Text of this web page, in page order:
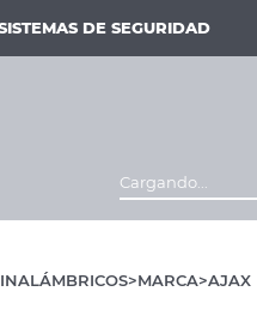
DE SEGURIDAD
Cargando...
MARCA AJAX